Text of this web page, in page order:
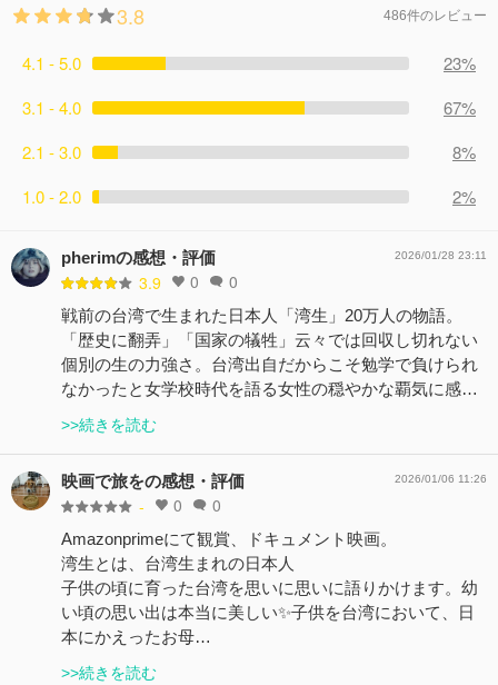
3.8 486件のレビュー
4.1 - 5.0
23%
3.1 - 4.0
67%
2.1 - 3.0
8%
1.0 - 2.0
2%
pherimの感想・評価
3.9 0 0
2026/01/28 23:11
戦前の台湾で生まれた日本人「湾生」20万人の物語。
「歴史に翻弄」「国家の犠牲」云々では回収し切れない
個別の生の力強さ。台湾出自だからこそ勉学で負けられ
なかったと女学校時代を語る女性の穏やかな覇気に感…
>>続きを読む
映画で旅をの感想・評価
- 0 0
2026/01/06 11:26
Amazonprimeにて観賞、ドキュメント映画。
湾生とは、台湾生まれの日本人
子供の頃に育った台湾を思いに思いに語りかけます。幼
い頃の思い出は本当に美しい✨子供を台湾において、日
本にかえったお母…
>>続きを読む